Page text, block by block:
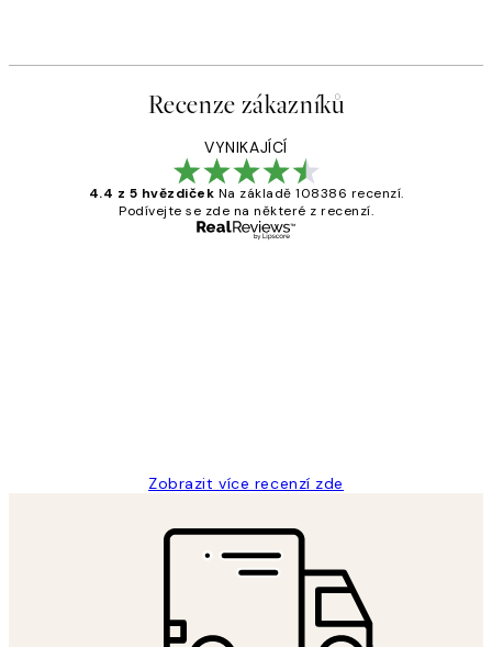
Recenze zákazníků
VYNIKAJÍCÍ
4.4 z 5 hvězdiček Na základě 108386 recenzí.
Podívejte se zde na některé z recenzí.
Zobrazit více recenzí zde